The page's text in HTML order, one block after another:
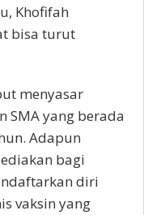
Khofifah
bisa turut
menyasar
SMA yang berada
Adapun
bagi
diri
vaksin yang